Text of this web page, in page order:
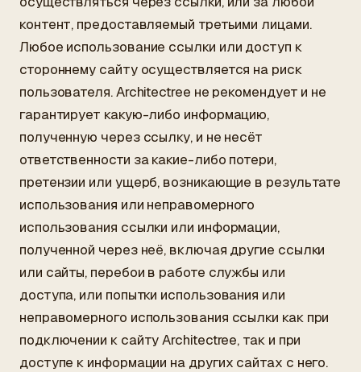
контент, предоставляемый третьими лицами.
Любое использование ссылки или доступ к
стороннему сайту осуществляется на риск
пользователя. Architectree не рекомендует и не
гарантирует какую-либо информацию,
полученную через ссылку, и не несёт
ответственности за какие-либо потери,
претензии или ущерб, возникающие в результате
использования или неправомерного
использования ссылки или информации,
полученной через неё, включая другие ссылки
или сайты, перебои в работе службы или
доступа, или попытки использования или
неправомерного использования ссылки как при
подключении к сайту Architectree, так и при
доступе к информации на других сайтах с него.